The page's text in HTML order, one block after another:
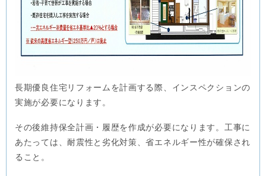
長期優良住宅リフォームを計画する際、インスペクションの
実施が必要になります。
その後維持保全計画・履歴を作成が必要になります。工事に
あたっては、耐震性と劣化対策、省エネルギー性が確保され
ること。